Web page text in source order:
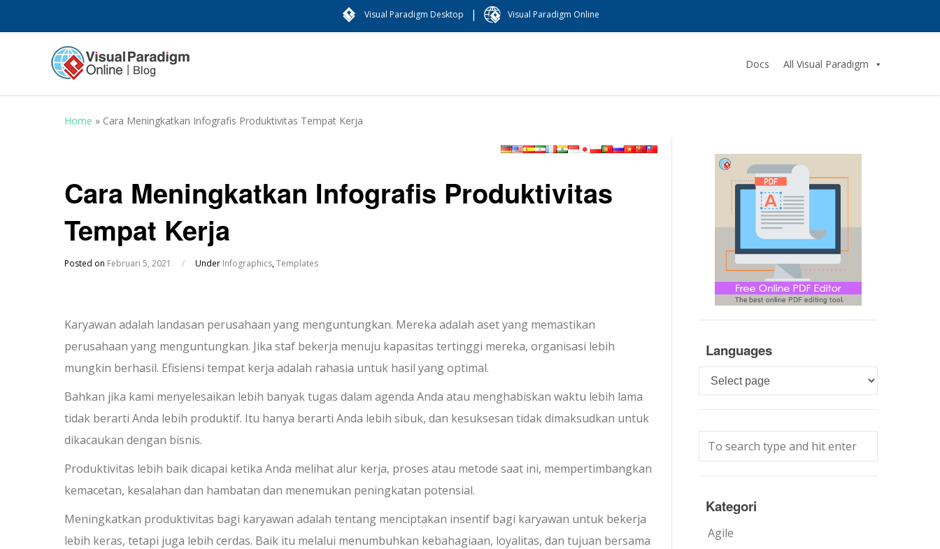
Visual Paradigm Desktop | Visual Paradigm Online
Docs All Visual Paradigm
Home » Cara Meningkatkan Infografis Produktivitas Tempat Kerja
Cara Meningkatkan Infografis Produktivitas
Tempat Kerja
Posted on Februari 5, 2021 / Under Infographics,Templates
Karyawan adalah landasan perusahaan yang menguntungkan. Mereka adalah aset yang memastikan
perusahaan yang menguntungkan. Jika staf bekerja menuju kapasitas tertinggi mereka, organisasi lebih
mungkin berhasil. Efisiensi tempat kerja adalah rahasia untuk hasil yang optimal.
Bahkan jika kami menyelesaikan lebih banyak tugas dalam agenda Anda atau menghabiskan waktu lebih lama
tidak berarti Anda lebih produktif. Itu hanya berarti Anda lebih sibuk, dan kesuksesan tidak dimaksudkan untuk
dikacaukan dengan bisnis.
Produktivitas lebih baik dicapai ketika Anda melihat alur kerja, proses atau metode saat ini, mempertimbangkan
kemacetan, kesalahan dan hambatan dan menemukan peningkatan potensial.
Meningkatkan produktivitas bagi karyawan adalah tentang menciptakan insentif bagi karyawan untuk bekerja
lebih keras, tetapi juga lebih cerdas. Baik itu melalui menumbuhkan kebahagiaan, loyalitas, dan tujuan bersama
Languages
Languages
Kategori
Agile